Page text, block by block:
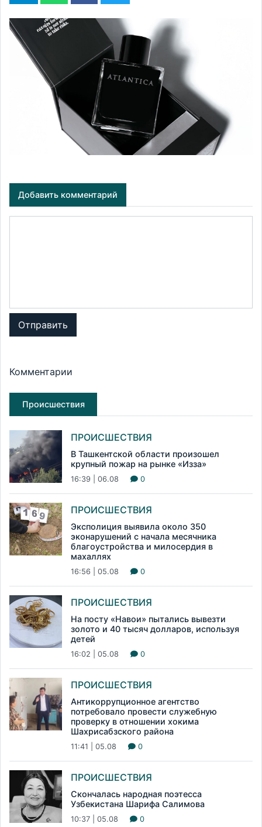
Добавить комментарий
Отправить
Комментарии
Происшествия
ПРОИСШЕСТВИЯ
В Ташкентской области произошел
крупный пожар на рынке «Изза»
16:39 | 06.08 0
ПРОИСШЕСТВИЯ
Эксполиция выявила около 350
эконарушений с начала месячника
благоустройства и милосердия в
махаллях
16:56 | 05.08 0
ПРОИСШЕСТВИЯ
На посту «Навои» пытались вывезти
золото и 40 тысяч долларов, используя
детей
16:02 | 05.08 0
ПРОИСШЕСТВИЯ
Антикоррупционное агентство
потребовало провести служебную
проверку в отношении хокима
Шахрисабзского района
11:41 | 05.08 0
ПРОИСШЕСТВИЯ
Скончалась народная поэтесса
Узбекистана Шарифа Салимова
10:37 | 05.08 0